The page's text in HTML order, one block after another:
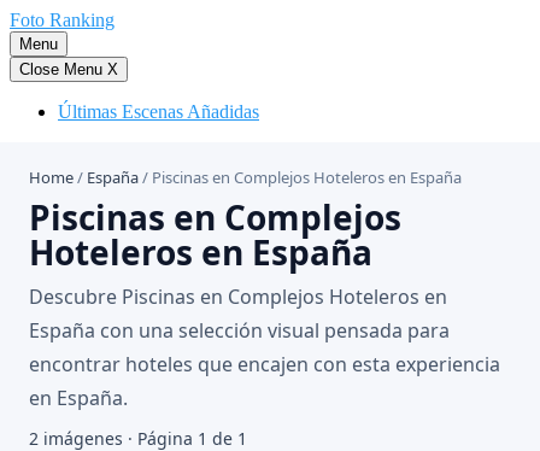
Saltar
al
contenido
Foto Ranking
Menu
Close Menu X
Últimas Escenas Añadidas
Home/ España/ Piscinas en Complejos Hoteleros en España
Piscinas en Complejos
Hoteleros en España
Descubre Piscinas en Complejos Hoteleros en
España con una selección visual pensada para
encontrar hoteles que encajen con esta experiencia
en España.
2 imágenes · Página 1 de 1